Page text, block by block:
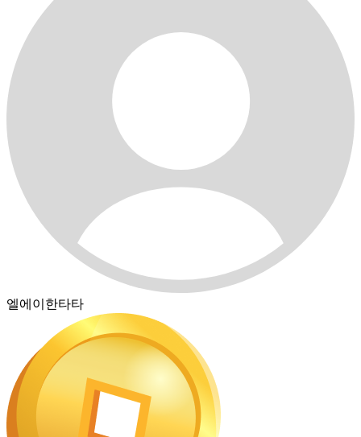
엘에이한타타